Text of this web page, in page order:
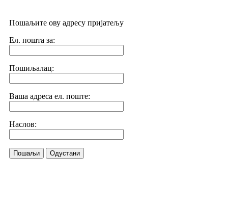
Пошаљите ову адресу пријатељу
Ел. пошта за:
Пошиљалац:
Ваша адреса ел. поште:
Наслов:
Пошаљи Одустани